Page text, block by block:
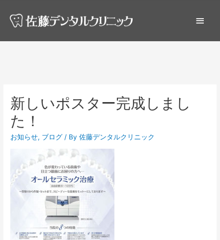
新しいポスター完成しまし
た！
お知らせ, ブログ / By佐藤デンタルクリニック